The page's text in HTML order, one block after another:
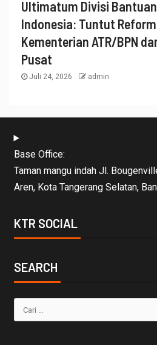
Ultimatum Divisi
Indonesia: Tuntut
Kementerian ATR/BPN
Pusat
Juli 24, 2026 admin
Base Office:
Taman mangu indah Jl.
Aren, Kota Tangerang Selatan,
KTR SOCIAL
SEARCH